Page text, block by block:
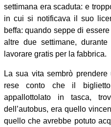
settimana era scaduta: e
in cui si notificava il suo
beffa: quando seppe di
altre due settimane,
lavorare gratis per la fabbrica.
La sua vita sembrò
rese conto che il
appallottolato in tasca,
dell’autobus, era quello
quello che avrebbe potuto